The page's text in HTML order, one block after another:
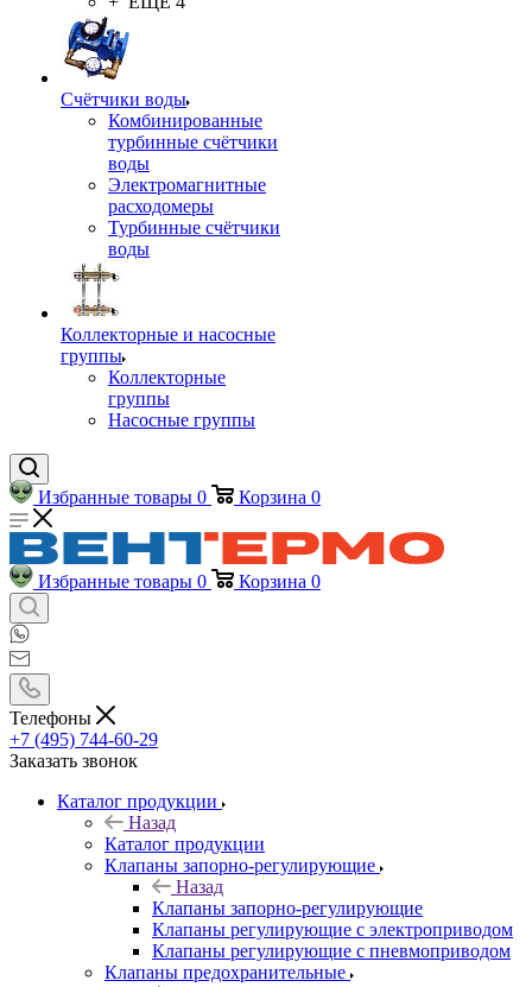
Счётчики воды
Комбинированные
турбинные счётчики
воды
Электромагнитные
расходомеры
Турбинные счётчики
воды
Коллекторные и насосные
группы
Коллекторные
группы
Насосные группы
Избранные товары 0 Корзина 0
Избранные товары 0 Корзина 0
Телефоны
+7 (495) 744-60-29
Заказать звонок
Каталог продукции
Назад
Каталог продукции
Клапаны запорно-регулирующие
Назад
Клапаны запорно-регулирующие
Клапаны регулирующие с электроприводом
Клапаны регулирующие с пневмоприводом
Клапаны предохранительные